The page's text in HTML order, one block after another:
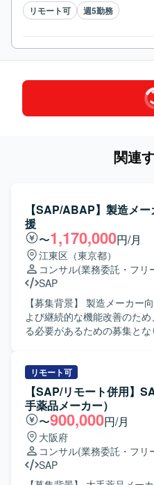
リモート可 週5勤務
関連
【SAP/ABAP】製造メ
援
〜1,170,000円/月
江東区（東京都）
コンサル(業務委託・フリ
SAP
【募集背景】 製造メーカー
よび継続的な機能改善のた
る必要があるための募集となります。 【作業
よび対応方針の検討、変更
計、顧客からの問い合わせ
らびに必要に応じたABAPプ
を担当していただきます。ま
ュメント作成なども実施していただき
像】 SAPの業務・技術両面
円滑にコミュニケーションを
いただける方を求めておりま
リモート可
【SAP/リモート併用】
手薬品メーカー）
〜900,000円/月
大阪府
コンサル(業務委託・フリ
SAP